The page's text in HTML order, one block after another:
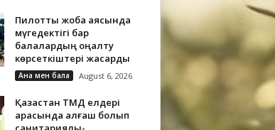
Пилоттық жоба аясында
мүгедектігі бар
балалардың оңалту
көрсеткіштері жақсарды
Ана мен бала August 6, 2026
Қазақстан ТМД елдері
арасында алғаш болып